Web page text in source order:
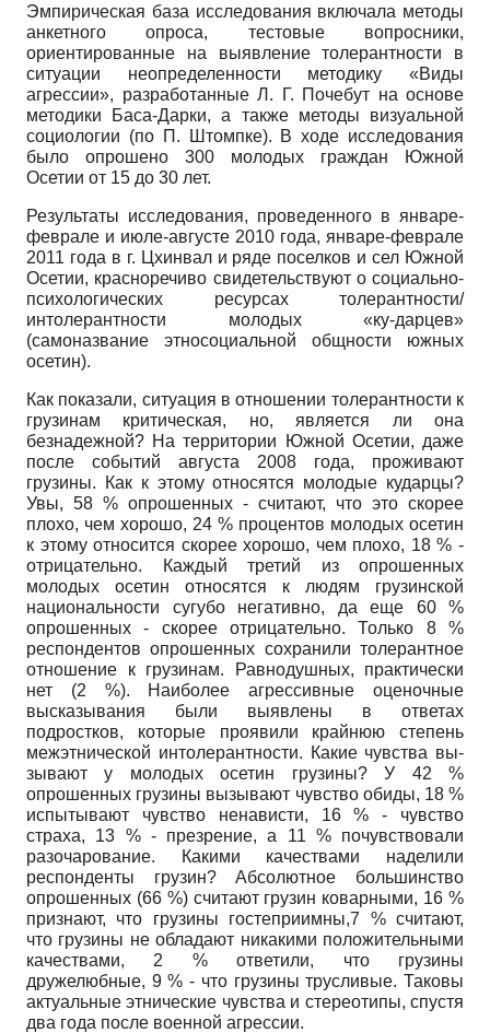
Эмпирическая база исследования включала методы
анкетного опро­са, тестовые вопросники,
ориентированные на выявление толерантности в
ситуации неопределенности методику «Виды
агрессии», разработанные Л. Г. Почебут на основе
методики Баса-Дарки, а также методы визуальной
социологии (по П. Штомпке). В ходе исследования
было опрошено 300 мо­лодых граждан Южной
Осетии от 15 до 30 лет.
Результаты исследования, проведенного в январе-
феврале и июле-августе 2010 года, январе-феврале
2011 года в г. Цхинвал и ряде посел­ков и сел Южной
Осетии, красноречиво свидетельствуют о социально-
психологических ресурсах толерантности/
интолерантности молодых «ку-дарцев»
(самоназвание этносоциальной общности южных
осетин).
Как показали, ситуация в отношении толерантности к
грузинам крити­ческая, но, является ли она
безнадежной? На территории Южной Осетии, даже
после событий августа 2008 года, проживают
грузины. Как к этому от­носятся молодые кударцы?
Увы, 58 % опрошенных - считают, что это ско­рее
плохо, чем хорошо, 24 % процентов молодых осетин
к этому относится скорее хорошо, чем плохо, 18 % -
отрицательно. Каждый третий из опро­шенных
молодых осетин относятся к людям грузинской
национальности сугубо негативно, да еще 60 %
опрошенных - скорее отрицательно. Только 8 %
респондентов опрошенных сохранили толерантное
отношение к грузи­нам. Равнодушных, практически
нет (2 %). Наиболее агрессивные оценоч­ные
высказывания были выявлены в ответах
подростков, которые прояви­ли крайнюю степень
межэтнической интолерантности. Какие чувства вы­
зывают у молодых осетин грузины? У 42 %
опрошенных грузины вызыва­ют чувство обиды, 18 %
испытывают чувство ненависти, 16 % - чувство
страха, 13 % - презрение, а 11 % почувствовали
разочарование. Какими ка­чествами наделили
респонденты грузин? Абсолютное большинство
опро­шенных (66 %) считают грузин коварными, 16 %
признают, что грузины гостеприимны,7 % считают,
что грузины не обладают никакими положительными
качествами, 2 % ответили, что грузины
дружелюбные, 9 % - что грузины трусливые. Таковы
актуальные этнические чувства и стереотипы, спустя
два года после военной агрессии.